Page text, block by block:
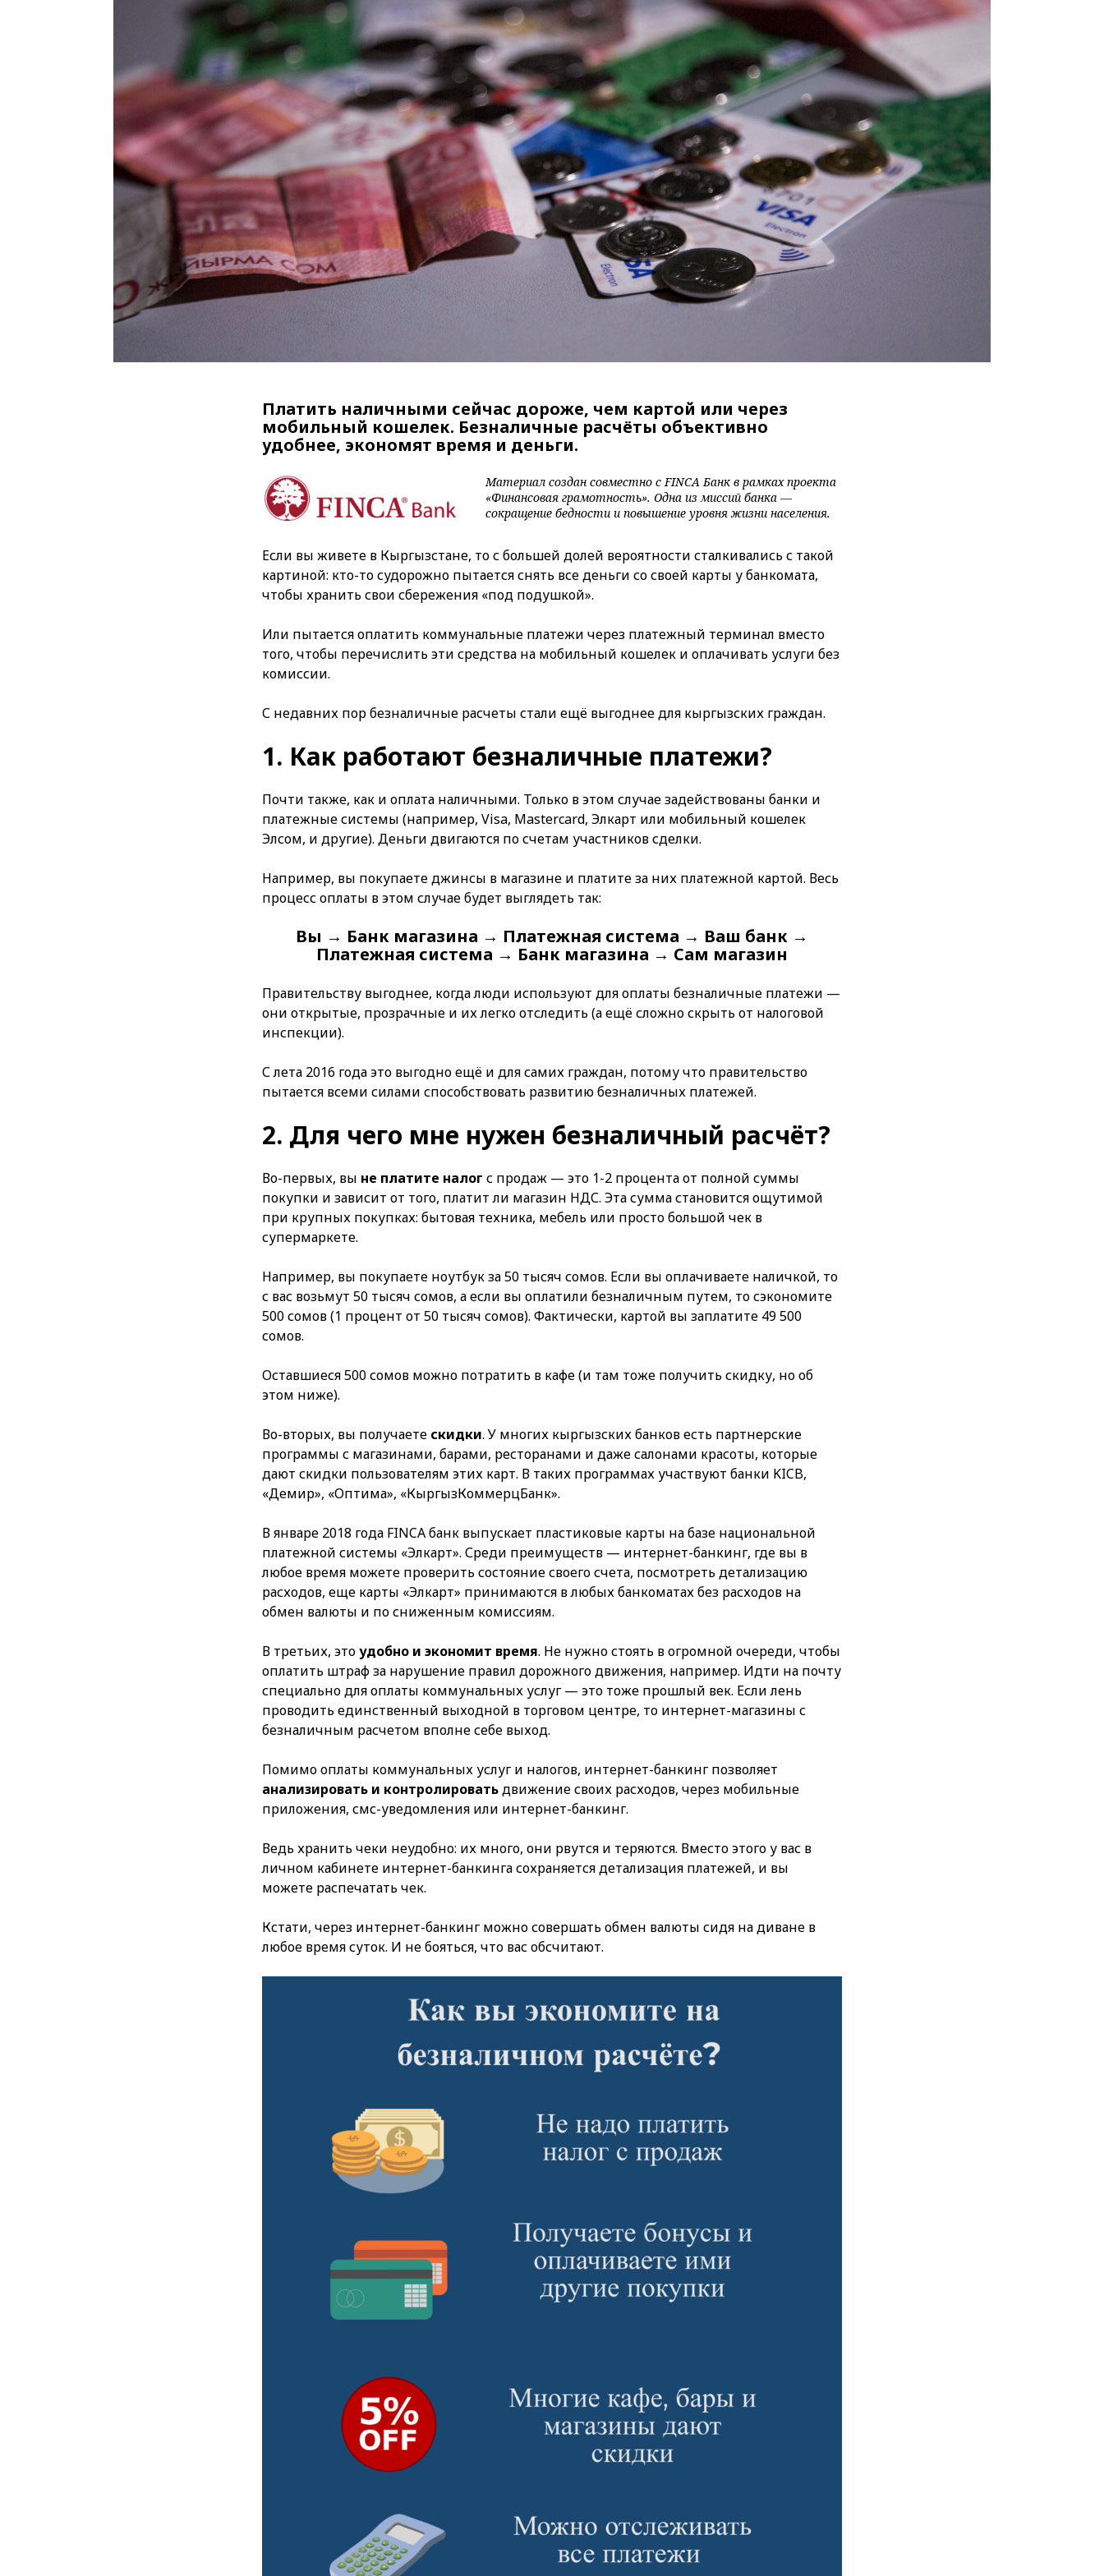
Платить наличными сейчас дороже, чем картой или через
мобильный кошелек. Безналичные расчёты объективно
удобнее, экономят время и деньги.
Материал создан совместно с FINCA Банк в рамках проекта
«Финансовая грамотность». Одна из миссий банка —
сокращение бедности и повышение уровня жизни населения.
Если вы живете в Кыргызстане, то с большей долей вероятности сталкивались с такой
картиной: кто-то судорожно пытается снять все деньги со своей карты у банкомата,
чтобы хранить свои сбережения «под подушкой».
Или пытается оплатить коммунальные платежи через платежный терминал вместо
того, чтобы перечислить эти средства на мобильный кошелек и оплачивать услуги без
комиссии.
С недавних пор безналичные расчеты стали ещё выгоднее для кыргызских граждан.
1. Как работают безналичные платежи?
Почти также, как и оплата наличными. Только в этом случае задействованы банки и
платежные системы (например, Visa, Mastercard, Элкарт или мобильный кошелек
Элсом, и другие). Деньги двигаются по счетам участников сделки.
Например, вы покупаете джинсы в магазине и платите за них платежной картой. Весь
процесс оплаты в этом случае будет выглядеть так:
Вы → Банк магазина → Платежная система → Ваш банк →
Платежная система → Банк магазина → Сам магазин
Правительству выгоднее, когда люди используют для оплаты безналичные платежи —
они открытые, прозрачные и их легко отследить (а ещё сложно скрыть от налоговой
инспекции).
С лета 2016 года это выгодно ещё и для самих граждан, потому что правительство
пытается всеми силами способствовать развитию безналичных платежей.
2. Для чего мне нужен безналичный расчёт?
Во-первых, вы не платите налог с продаж — это 1-2 процента от полной суммы
покупки и зависит от того, платит ли магазин НДС. Эта сумма становится ощутимой
при крупных покупках: бытовая техника, мебель или просто большой чек в
супермаркете.
Например, вы покупаете ноутбук за 50 тысяч сомов. Если вы оплачиваете наличкой, то
с вас возьмут 50 тысяч сомов, а если вы оплатили безналичным путем, то сэкономите
500 сомов (1 процент от 50 тысяч сомов). Фактически, картой вы заплатите 49 500
сомов.
Оставшиеся 500 сомов можно потратить в кафе (и там тоже получить скидку, но об
этом ниже).
Во-вторых, вы получаете скидки. У многих кыргызских банков есть партнерские
программы с магазинами, барами, ресторанами и даже салонами красоты, которые
дают скидки пользователям этих карт. В таких программах участвуют банки KICB,
«Демир», «Оптима», «КыргызКоммерцБанк».
В январе 2018 года FINCA банк выпускает пластиковые карты на базе национальной
платежной системы «Элкарт». Среди преимуществ — интернет-банкинг, где вы в
любое время можете проверить состояние своего счета, посмотреть детализацию
расходов, еще карты «Элкарт» принимаются в любых банкоматах без расходов на
обмен валюты и по сниженным комиссиям.
В третьих, этоудобно и экономит время. Не нужно стоять в огромной очереди, чтобы
оплатить штраф за нарушение правил дорожного движения, например. Идти на почту
специально для оплаты коммунальных услуг — это тоже прошлый век. Если лень
проводить единственный выходной в торговом центре, то интернет-магазины с
безналичным расчетом вполне себе выход.
Помимо оплаты коммунальных услуг и налогов, интернет-банкинг позволяет
анализировать и контролироватьдвижение своих расходов, через мобильные
приложения, смс-уведомления или интернет-банкинг.
Ведь хранить чеки неудобно: их много, они рвутся и теряются. Вместо этого у вас в
личном кабинете интернет-банкинга сохраняется детализация платежей, и вы
можете распечатать чек.
Кстати, через интернет-банкинг можно совершать обмен валюты сидя на диване в
любое время суток. И не бояться, что вас обсчитают.